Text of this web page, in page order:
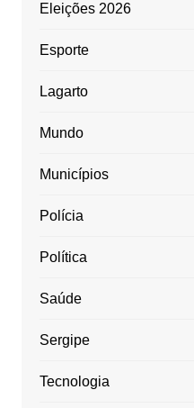
Eleições 2026
Esporte
Lagarto
Mundo
Municípios
Polícia
Política
Saúde
Sergipe
Tecnologia